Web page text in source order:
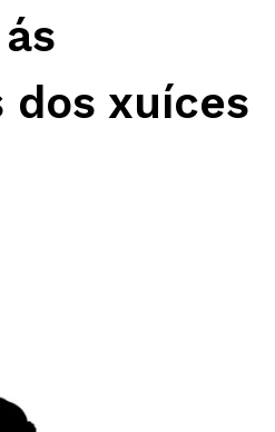
dos xuíces